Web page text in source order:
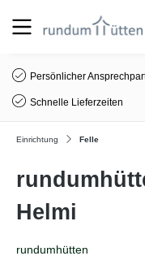
springen
Persönlicher
Schnelle Lieferzeiten
Einrichtung Felle
Helmi
rundumhütten